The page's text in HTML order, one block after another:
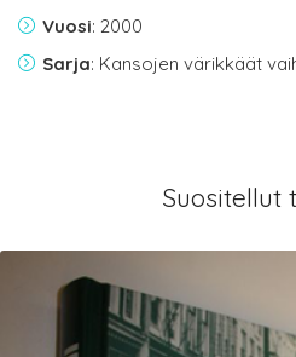
Vuosi: 2000
Sarja: Kansojen värikkäät
Suositellut